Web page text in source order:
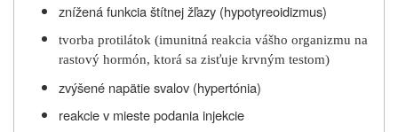
znížená funkcia štítnej žľazy (hypotyreoidizmus)
tvorba protilátok (imunitná reakcia vášho organizmu na
rastový hormón, ktorá sa zisťuje krvným testom)
zvýšené napätie svalov (hypertónia)
reakcie v mieste podania injekcie